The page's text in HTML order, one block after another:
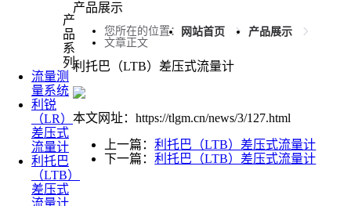
产
品
系
列
流量测
量系统
利锐
（LR）
差压式
流量计
利托巴
（LTB）
差压式
流量计
产品展示
您所在的位置： 网站首页
产品展示
文章正文
利托巴（LTB）差压式流量计
本文网址：https://tlgm.cn/news/3/127.html
上一篇：利托巴（LTB）差压式流量计
下一篇：利托巴（LTB）差压式流量计